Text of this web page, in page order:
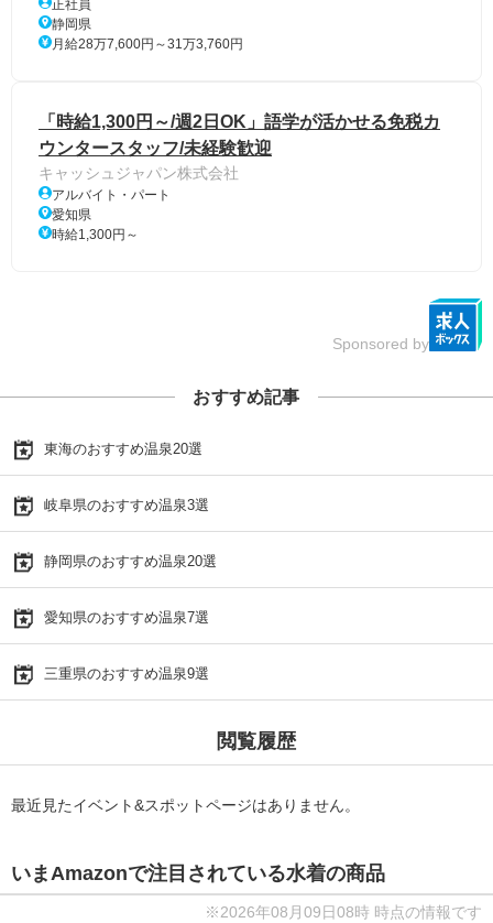
正社員
静岡県
月給28万7,600円～31万3,760円
「時給1,300円～/週2日OK」語学が活かせる免税カ
ウンタースタッフ/未経験歓迎
キャッシュジャパン株式会社
アルバイト・パート
愛知県
時給1,300円～
Sponsored by
おすすめ記事
東海のおすすめ温泉20選
岐阜県のおすすめ温泉3選
静岡県のおすすめ温泉20選
愛知県のおすすめ温泉7選
三重県のおすすめ温泉9選
閲覧履歴
最近見たイベント&スポットページはありません。
いまAmazonで注目されている水着の商品
※2026年08月09日08時 時点の情報です